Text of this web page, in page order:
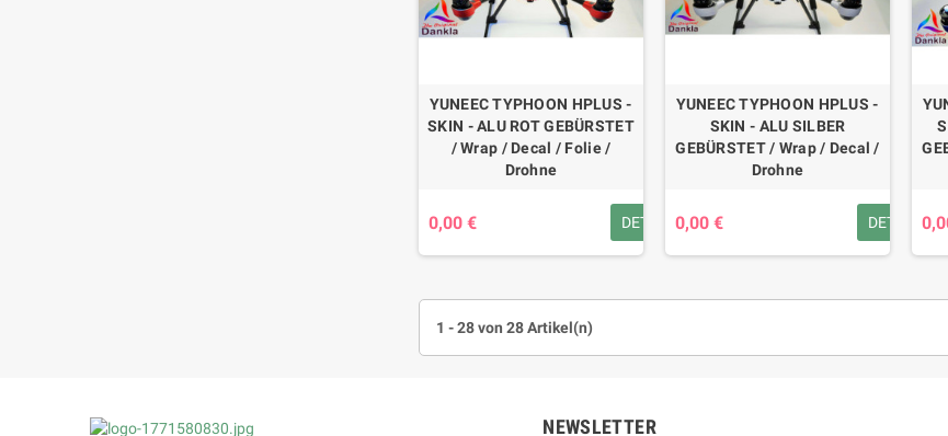
YUNEEC TYPHOON HPLUS -
SKIN - ALU ROT GEBÜRSTET
/ Wrap / Decal / Folie /
Drohne
0,00 € DETAILS
YUNEEC TYPHOON HPLUS -
SKIN - ALU SILBER
GEBÜRSTET / Wrap / Decal /
Drohne
0,00 € DETAILS
1 - 28 von 28 Artikel(n)
NEWSLETTER